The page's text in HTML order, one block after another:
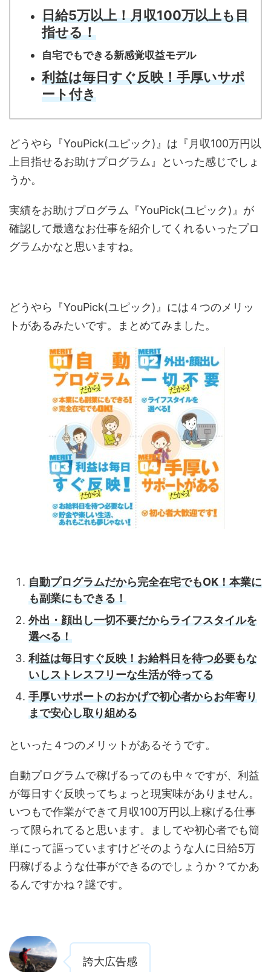
日給5万以上！月収100万以上も目
指せる！
自宅でもできる新感覚収益モデル
利益は毎日すぐ反映！手厚いサポ
ート付き
どうやら『YouPick(ユピック)』は『月収100万円以
上目指せるお助けプログラム』といった感じでしょ
うか。
実績をお助けプログラム『YouPick(ユピック)』が
確認して最適なお仕事を紹介してくれるいったプロ
グラムかなと思いますね。
どうやら『YouPick(ユピック)』には４つのメリッ
トがあるみたいです。まとめてみました。
自動プログラムだから完全在宅でもOK！本業に
も副業にもできる！
外出・顔出し一切不要だからライフスタイルを
選べる！
利益は毎日すぐ反映！お給料日を待つ必要もな
いしストレスフリーな生活が待ってる
手厚いサポートのおかげで初心者からお年寄り
まで安心し取り組める
といった４つのメリットがあるそうです。
自動プログラムで稼げるってのも中々ですが、利益
が毎日すぐ反映ってちょっと現実味がありません。
いつもで作業ができて月収100万円以上稼げる仕事
って限られてると思います。ましてや初心者でも簡
単にって謳っていますけどそのような人に日給5万
円稼げるような仕事ができるのでしょうか？てかあ
るんですかね？謎です。
誇大広告感